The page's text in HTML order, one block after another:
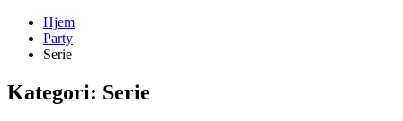
Hjem
Party
Serie
Kategori: Serie